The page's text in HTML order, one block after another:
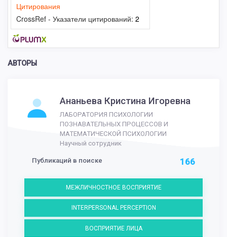
Цитирования
CrossRef - Указатели цитирований: 2
АВТОРЫ
Ананьева Кристина Игоревна
ЛАБОРАТОРИЯ ПСИХОЛОГИИ
ПОЗНАВАТЕЛЬНЫХ ПРОЦЕССОВ И
МАТЕМАТИЧЕСКОЙ ПСИХОЛОГИИ
Научный сотрудник
Публикаций в поиске 166
МЕЖЛИЧНОСТНОЕ ВОСПРИЯТИЕ
INTERPERSONAL PERCEPTION
ВОСПРИЯТИЕ ЛИЦА